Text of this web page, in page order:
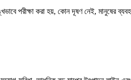
করা হয়, কোন দূষণ নেই, মানুষের